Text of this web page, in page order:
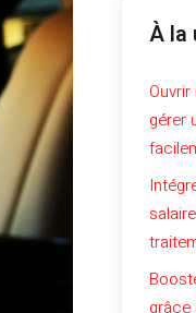
À la
gérer
grâce